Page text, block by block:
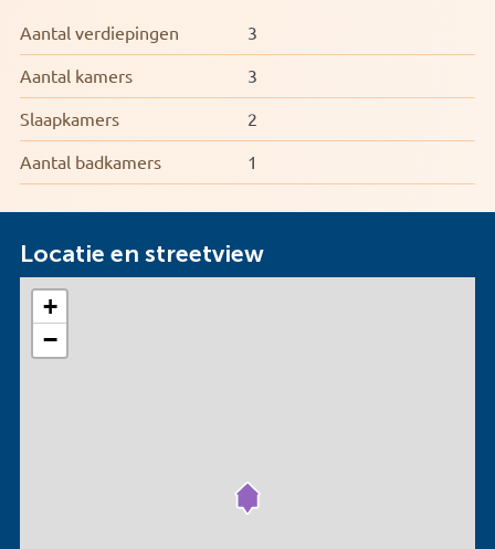
Aantal verdiepingen 3
Aantal kamers 3
Slaapkamers 2
Aantal badkamers 1
Locatie en streetview
+
−